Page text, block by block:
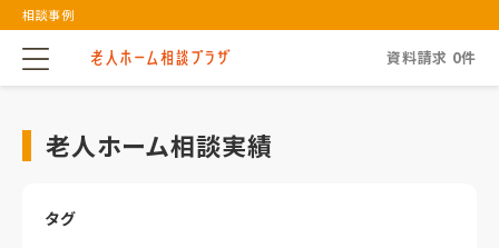
相談事例
資料請求 0件
老人ホーム相談実績
タグ